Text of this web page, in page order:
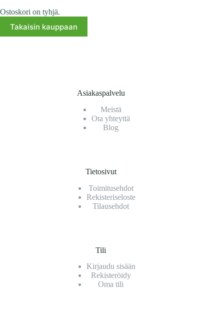
Ostoskori on tyhjä.
Takaisin kauppaan
Asiakaspalvelu
Meistä
Ota yhteyttä
Blog
Tietosivut
Toimitusehdot
Rekisteriseloste
Tilausehdot
Tili
Kirjaudu sisään
Rekisteröidy
Oma tili